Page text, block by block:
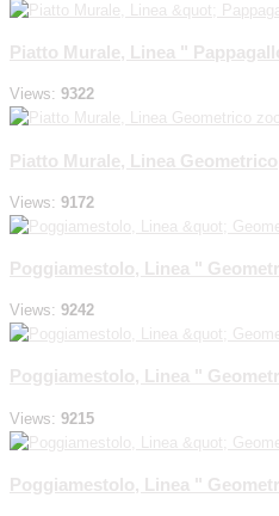
Piatto Murale, Linea "
Views: 9322
Piatto Murale, Linea Geometrico
Views: 9172
Poggiamestolo, Linea "
Views: 9242
Poggiamestolo, Linea "
Views: 9215
Poggiamestolo, Linea "